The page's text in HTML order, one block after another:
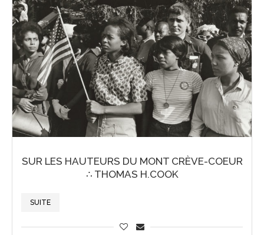
SUR LES HAUTEURS DU MONT CRÈVE-COEUR
∴ THOMAS H.COOK
SUITE